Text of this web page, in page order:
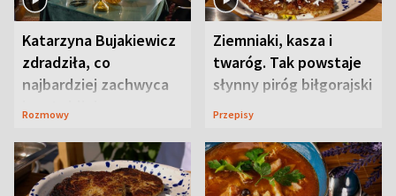
Katarzyna Bujakiewicz
zdradziła, co
najbardziej zachwyca
ją w Lublinie
Rozmowy
Ziemniaki, kasza i
twaróg. Tak powstaje
słynny piróg biłgorajski
Przepisy